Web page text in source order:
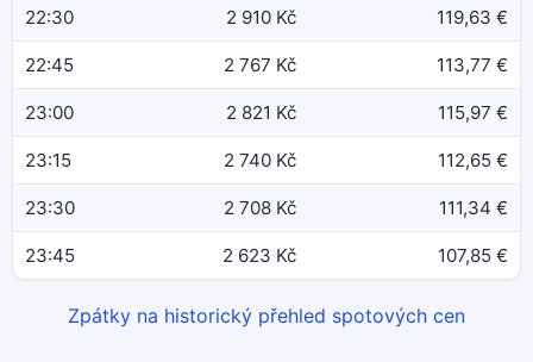
22:30 2 910 Kč 119,63 €
22:45 2 767 Kč 113,77 €
23:00 2 821 Kč 115,97 €
23:15 2 740 Kč 112,65 €
23:30 2 708 Kč 111,34 €
23:45 2 623 Kč 107,85 €
Zpátky na historický přehled spotových cen